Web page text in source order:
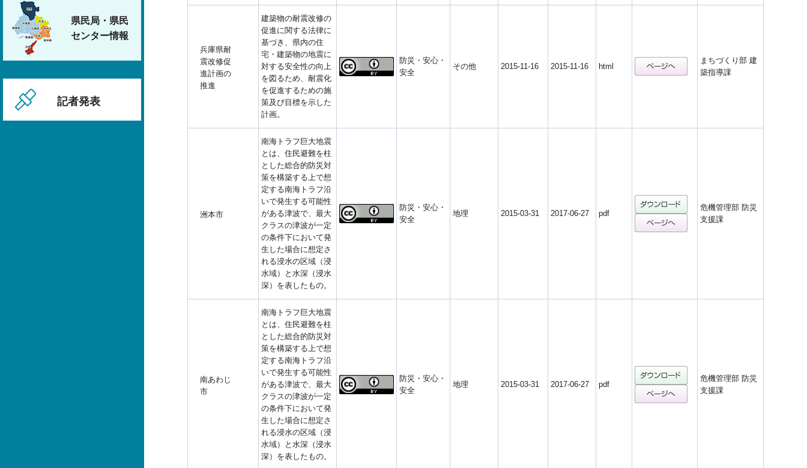
県民局・県民
センター情報
記者発表
兵庫県耐
震改修促
進計画の
推進
建築物の耐震改修の
促進に関する法律に
基づき、県内の住
宅・建築物の地震に
対する安全性の向上
を図るため、耐震化
を促進するための施
策及び目標を示した
計画。
防災・安心・
安全
その他 2015-11-16 2015-11-16 html
まちづくり部 建
築指導課
洲本市
南海トラフ巨大地震
とは、住民避難を柱
とした総合的防災対
策を構築する上で想
定する南海トラフ沿
いで発生する可能性
がある津波で、最大
クラスの津波が一定
の条件下において発
生した場合に想定さ
れる浸水の区域（浸
水域）と水深（浸水
深）を表したもの。
防災・安心・
安全
地理 2015-03-31 2017-06-27 pdf
危機管理部 防災
支援課
南あわじ
市
南海トラフ巨大地震
とは、住民避難を柱
とした総合的防災対
策を構築する上で想
定する南海トラフ沿
いで発生する可能性
がある津波で、最大
クラスの津波が一定
の条件下において発
生した場合に想定さ
れる浸水の区域（浸
水域）と水深（浸水
深）を表したもの。
防災・安心・
安全
地理 2015-03-31 2017-06-27 pdf
危機管理部 防災
支援課